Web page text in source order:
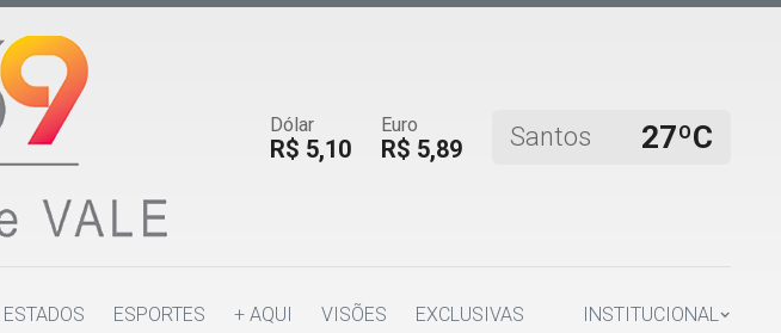
Dólar
R$ 5,10
Euro
R$ 5,89 Santos 27ºC
ESTADOS ESPORTES + AQUI VISÕES EXCLUSIVAS INSTITUCIONAL